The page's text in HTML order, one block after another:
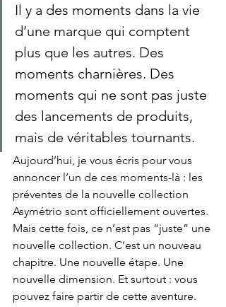
Il y a des moments dans la vie
d’une marque qui comptent
plus que les autres. Des
moments charnières. Des
moments qui ne sont pas juste
des lancements de produits,
mais de véritables tournants.
Aujourd’hui, je vous écris pour vous
annoncer l’un de ces moments-là : les
préventes de la nouvelle collection
Asymétrio sont officiellement ouvertes.
Mais cette fois, ce n’est pas “juste” une
nouvelle collection. C’est un nouveau
chapitre. Une nouvelle étape. Une
nouvelle dimension. Et surtout : vous
pouvez faire partir de cette aventure.